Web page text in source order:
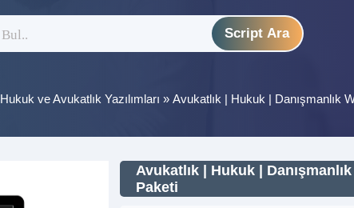
Script Ara
Hukuk ve Avukatlık Yazılımları » Avukatlık | Hukuk | Danışmanlık
Avukatlık | Hukuk |
Paketi